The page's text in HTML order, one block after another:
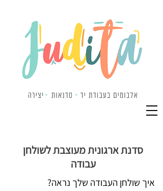
סדנת ארגונית מעוצבת לשולחן
עבודה
איך שולחן העבודה שלך נראה?